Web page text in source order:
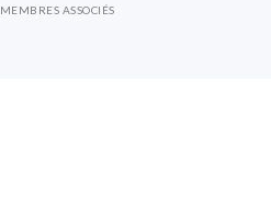
MEMBRES ASSOCIÉS